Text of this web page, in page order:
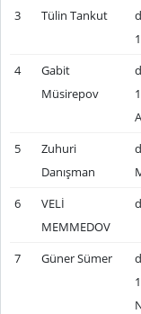
3 Tülin Tankut
4
Gabit
Müsirepov
5
Zuhuri
Danışman
6
VELİ
MEMMEDOV
7 Güner Sümer